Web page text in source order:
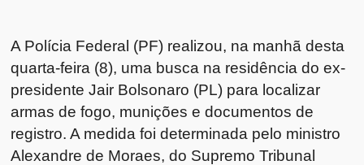
A Polícia Federal (PF) realizou, na manhã desta
quarta-feira (8), uma busca na residência do ex-
presidente Jair Bolsonaro (PL) para localizar
armas de fogo, munições e documentos de
registro. A medida foi determinada pelo ministro
Alexandre de Moraes, do Supremo Tribunal